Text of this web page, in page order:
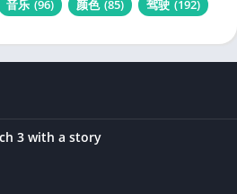
音乐 (96) 颜色 (85) 驾驶 (192)
3 with a story